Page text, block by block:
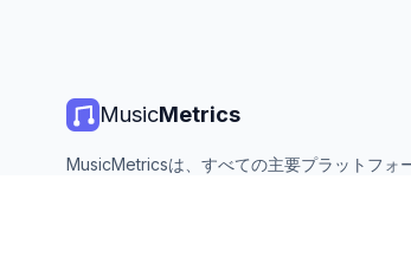
MusicMetrics
MusicMetricsは、すべての主要プラットフォ